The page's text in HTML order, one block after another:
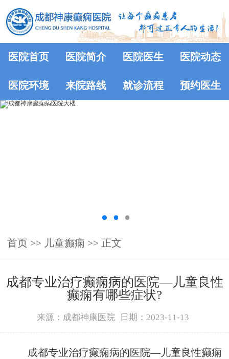
医院首页 医院简介 医院医生 医院动态
医院环境 来院路线 就诊流程 预约医生
首页 >> 儿童癫痫 >> 正文
成都专业治疗癫痫病的医院—儿童良性
癫痫有哪些症状?
来源：成都神康医院 日期：2023-11-13
成都专业治疗癫痫病的医院—儿童良性癫痫